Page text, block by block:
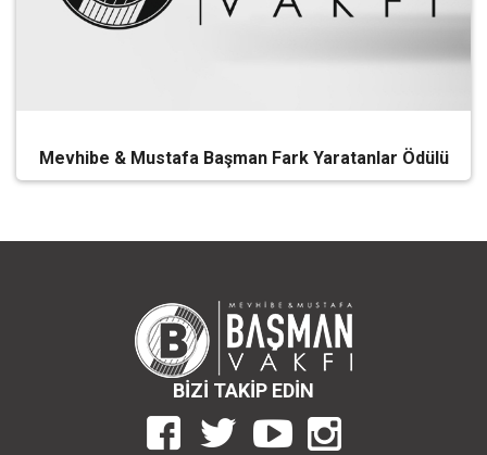
Mevhibe & Mustafa Başman Fark Yaratanlar Ödülü
BİZİ TAKİP EDİN